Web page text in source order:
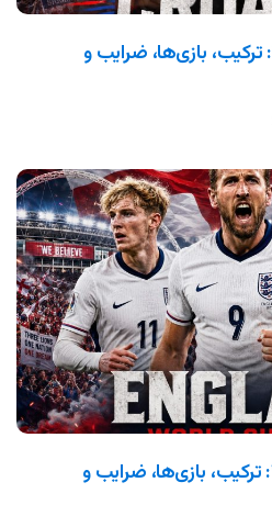
کرواسی در جام جهانی ۲۰۲۶: ترکیب، بازی‌ها، ضرایب و
انگلیس در جام جهانی ۲۰۲۶: ترکیب، بازی‌ها، ضرایب و